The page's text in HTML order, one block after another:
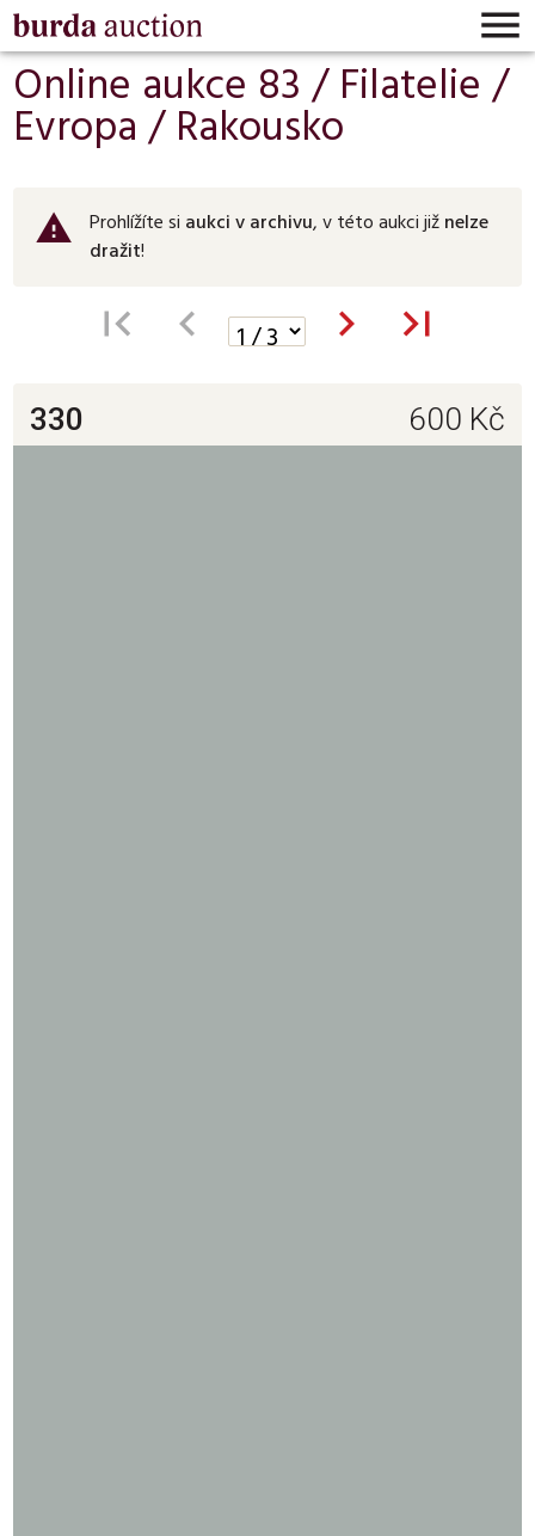

Online aukce 83 /Filatelie/
Evropa/Rakousko
warning Prohlížíte si aukci v archivu, v této aukci jižnelze
dražit!
   
330 600 Kč